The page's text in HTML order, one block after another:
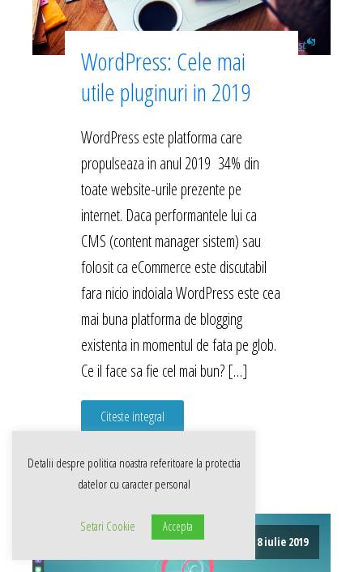
WordPress: Cele mai
utile pluginuri in 2019
WordPress este platforma care
propulseaza in anul 2019 34% din
toate website-urile prezente pe
internet. Daca performantele lui ca
CMS (content manager sistem) sau
folosit ca eCommerce este discutabil
fara nicio indoiala WordPress este cea
mai buna platforma de blogging
existenta in momentul de fata pe glob.
Ce il face sa fie cel mai bun? […]
Citeste integral
8 iulie 2019
Detalii despre politica noastra referitoare la protectia
datelor cu caracter personal
Setari Cookie Accepta